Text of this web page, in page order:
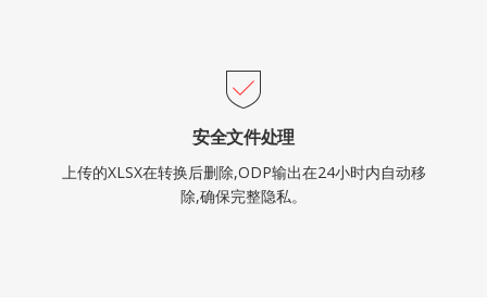
安全文件处理
上传的XLSX在转换后删除,ODP输出在24小时内自动移
除,确保完整隐私。